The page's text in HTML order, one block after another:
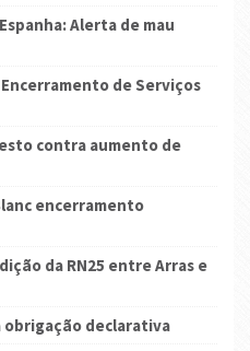
Alerta de mau
de Serviços
contra aumento de
encerramento
da RN25 entre Arras e
obrigação declarativa